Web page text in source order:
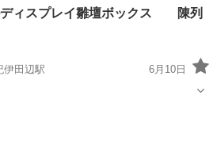
あり！《茨城県常陸大宮市》 人気の
...
駅 その他
ディスプレイ雛壇ボックス 陳列
伊田辺駅
6月10日